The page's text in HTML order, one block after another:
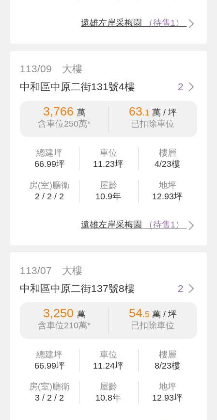
遠雄左岸采梅園 （待售1）
113/09
大樓
中和區中原二街131號4樓
2
3,766 萬
含車位250萬*
63.1 萬 / 坪
已扣除車位
總建坪
66.99坪
車位
11.23坪
樓層
4/23樓
房(室)廳衛
2 / 2 / 2
屋齡
10.9年
地坪
12.93坪
遠雄左岸采梅園 （待售1）
113/07
大樓
中和區中原二街137號8樓
2
3,250 萬
含車位210萬*
54.5萬 / 坪
已扣除車位
總建坪
66.99坪
車位
11.24坪
樓層
8/23樓
房(室)廳衛
3 / 2 / 2
屋齡
10.8年
地坪
12.93坪